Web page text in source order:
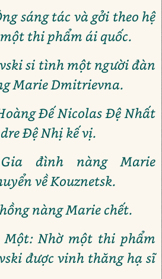
sáng tác và gởi theo hệ
thi phẩm ái quốc.
si tình một người đàn
Marie Dmitrievna.
Đế Nicolas Đệ Nhất
Đệ Nhị kế vị.
đình nàng Marie
về Kouznetsk.
nàng Marie chết.
Nhờ một thi phẩm
được vinh thăng hạ sĩ